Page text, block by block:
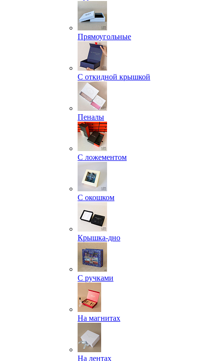
Прямоугольные
С откидной крышкой
Пеналы
С ложементом
С окошком
Крышка-дно
С ручками
На магнитах
На лентах